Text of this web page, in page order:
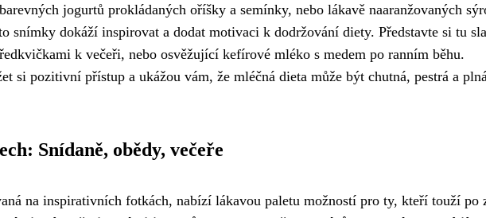
jogurtů prokládaných oříšky a semínky, nebo lákavě naaranžovaných
snímky dokáží inspirovat a dodat motivaci k dodržování diety. Představte si tu
k večeři, nebo osvěžující kefírové mléko s medem po ranním běhu.
si pozitivní přístup a ukážou vám, že mléčná dieta může být chutná, pestrá a
Snídaně, obědy, večeře
na inspirativních fotkách, nabízí lákavou paletu možností pro ty, kteří touží po